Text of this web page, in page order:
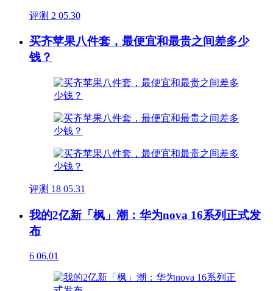
评测 2 05.30
买齐苹果八件套，最便宜和最贵之间差多少
钱？
评测 18 05.31
我的2亿新「枫」潮：华为nova 16系列正式发
布
6 06.01